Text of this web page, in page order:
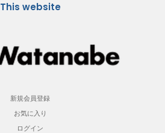
This website
新規会員登録
お気に入り
ログイン